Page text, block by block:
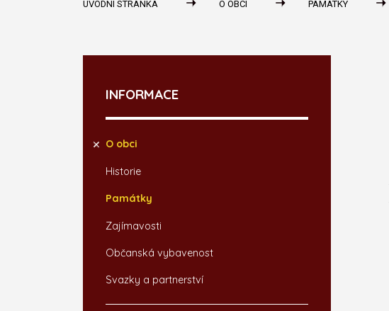
ÚVODNÍ STRÁNKA O OBCI PAMÁTKY
INFORMACE
O obci
Historie
Památky
Zajímavosti
Občanská vybavenost
Svazky a partnerství